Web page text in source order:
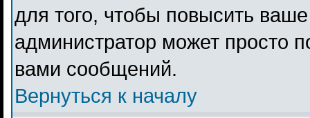
для того, чтобы повысить
администратор может просто
вами сообщений.
Вернуться к началу